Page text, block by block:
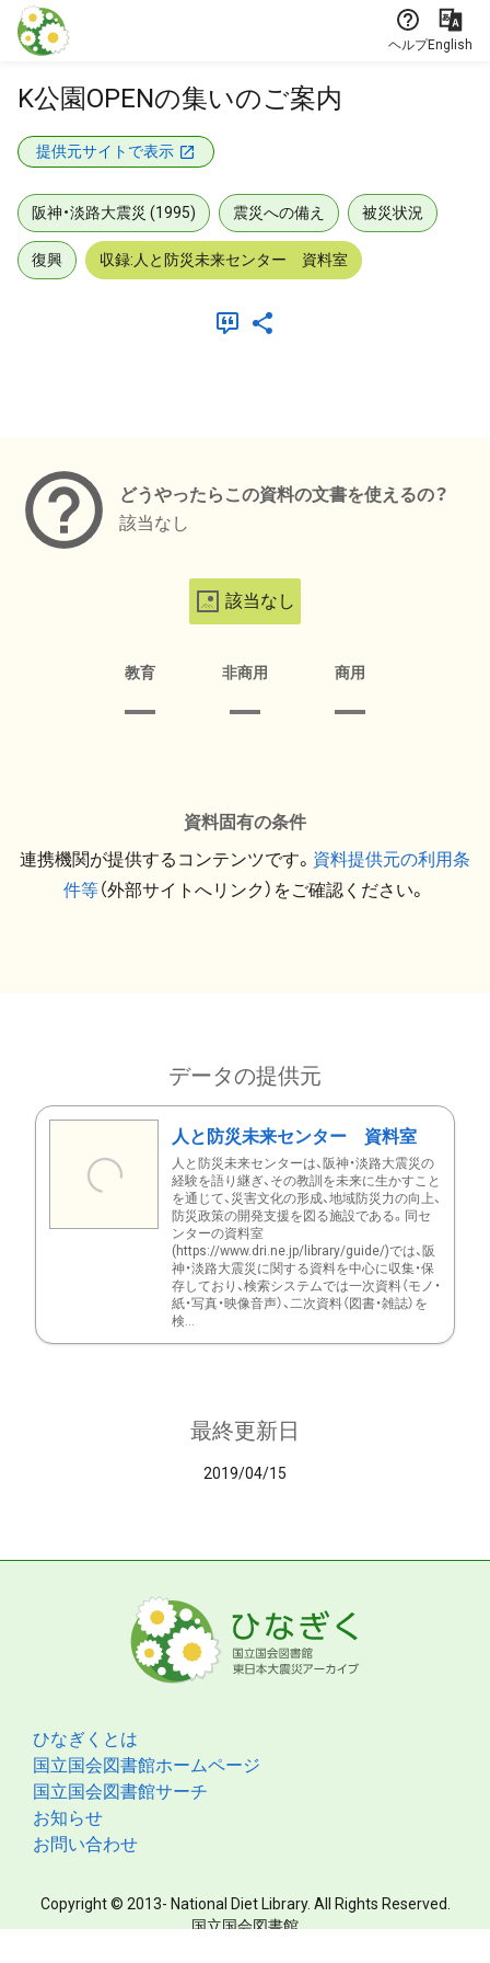
本文に飛ぶ
ヘルプEnglish
K公園OPENの集いのご案内
提供元サイトで表示
阪神・淡路大震災 (1995) 震災への備え 被災状況
復興 収録:人と防災未来センター 資料室
どうやったらこの資料の文書を使えるの？
該当なし
該当なし
教育 非商用 商用
資料固有の条件
連携機関が提供するコンテンツです。 資料提供元の利用条
件等（外部サイトへリンク）をご確認ください。
データの提供元
人と防災未来センター 資料室
人と防災未来センターは、阪神・淡路大震災の
経験を語り継ぎ、その教訓を未来に生かすこと
を通じて、災害文化の形成、地域防災力の向上、
防災政策の開発支援を図る施設である。同セ
ンターの資料室
(https://www.dri.ne.jp/library/guide/)では、阪
神・淡路大震災に関する資料を中心に収集・保
存しており、検索システムでは一次資料（モノ・
紙・写真・映像音声）、二次資料（図書・雑誌）を
検...
最終更新日
2019/04/15
ひなぎくとは
国立国会図書館ホームページ
国立国会図書館サーチ
お知らせ
お問い合わせ
Copyright © 2013- National Diet Library. All Rights Reserved.